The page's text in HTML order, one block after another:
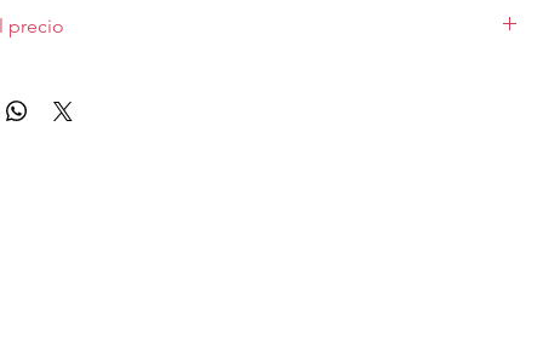
accesible.
para solicitar presupuesto con otras características
precio
diferentes medidas y acabados varían el precio.